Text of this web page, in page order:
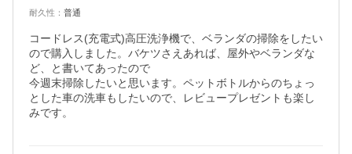
耐久性 ： 普通
コードレス(充電式)高圧洗浄機で、ベランダの掃除をしたい
ので購入しました。バケツさえあれば、屋外やベランダな
ど、と書いてあったので
今週末掃除したいと思います。ペットボトルからのちょっ
とした車の洗車もしたいので、レビュープレゼントも楽し
みです。